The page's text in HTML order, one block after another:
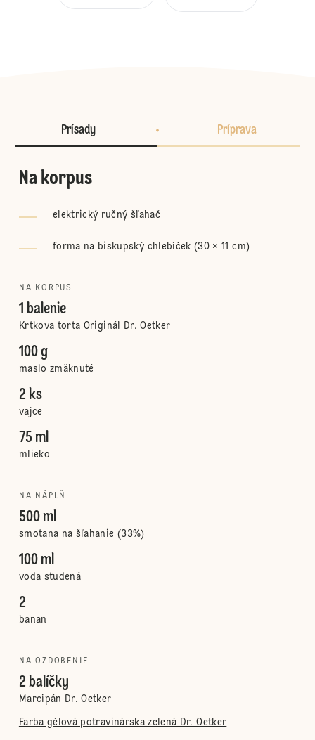
Prísady Príprava
Na korpus
elektrický ručný šľahač
forma na biskupský chlebíček (30 × 11 cm)
NA KORPUS
1 balenie
Krtkova torta Originál Dr. Oetker
100 g
maslo zmäknuté
2 ks
vajce
75 ml
mlieko
NA NÁPLŇ
500 ml
smotana na šľahanie (33%)
100 ml
voda studená
2
banan
NA OZDOBENIE
2 balíčky
Marcipán Dr. Oetker
Farba gélová potravinárska zelená Dr. Oetker